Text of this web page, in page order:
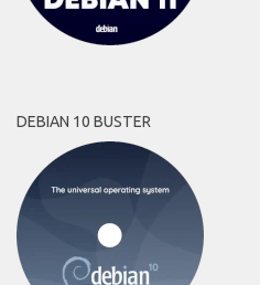
DEBIAN 10 BUSTER